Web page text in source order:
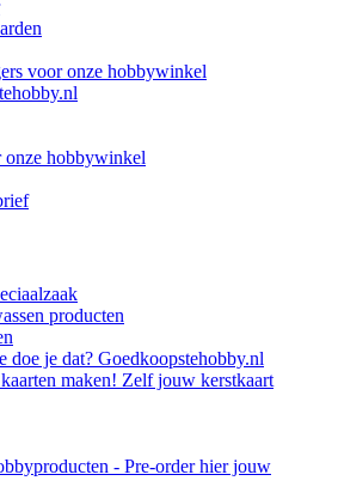
voor onze hobbywinkel
hobbywinkel
producten
doe je dat? Goedkoopstehobby.nl
maken! Zelf jouw kerstkaart
- Pre-order hier jouw